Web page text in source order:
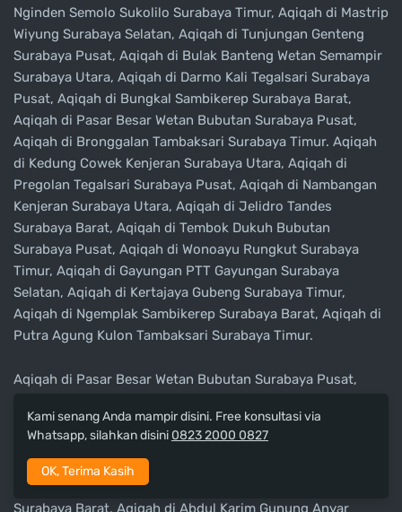
Nginden Semolo Sukolilo Surabaya Timur, Aqiqah di Mastrip
Wiyung Surabaya Selatan, Aqiqah di Tunjungan Genteng
Surabaya Pusat, Aqiqah di Bulak Banteng Wetan Semampir
Surabaya Utara, Aqiqah di Darmo Kali Tegalsari Surabaya
Pusat, Aqiqah di Bungkal Sambikerep Surabaya Barat,
Aqiqah di Pasar Besar Wetan Bubutan Surabaya Pusat,
Aqiqah di Bronggalan Tambaksari Surabaya Timur. Aqiqah
di Kedung Cowek Kenjeran Surabaya Utara, Aqiqah di
Pregolan Tegalsari Surabaya Pusat, Aqiqah di Nambangan
Kenjeran Surabaya Utara, Aqiqah di Jelidro Tandes
Surabaya Barat, Aqiqah di Tembok Dukuh Bubutan
Surabaya Pusat, Aqiqah di Wonoayu Rungkut Surabaya
Timur, Aqiqah di Gayungan PTT Gayungan Surabaya
Selatan, Aqiqah di Kertajaya Gubeng Surabaya Timur,
Aqiqah di Ngemplak Sambikerep Surabaya Barat, Aqiqah di
Putra Agung Kulon Tambaksari Surabaya Timur.
Aqiqah di Pasar Besar Wetan Bubutan Surabaya Pusat,
Aqiqah di Airlangga Gubeng Surabaya Timur, Aqiqah di
Darmo Kali Tegalsari Surabaya Pusat, Aqiqah di Penjaringan
Timur Rungkut Surabaya Timur, Aqiqah di Kranggan
Sawahan Surabaya Selatan, Aqiqah di Jelidro Tandes
Surabaya Barat, Aqiqah di Abdul Karim Gunung Anyar
Kami senang Anda mampir disini. Free konsultasi via
Whatsapp, silahkan disini 0823 2000 0827
OK, Terima Kasih